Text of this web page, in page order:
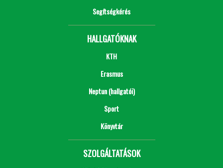
Segítségkérés
HALLGATÓKNAK
KTH
Erasmus
Neptun (hallgatói)
Sport
Könyvtár
SZOLGÁLTATÁSOK